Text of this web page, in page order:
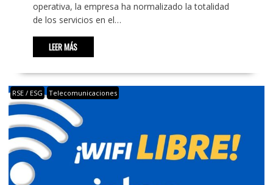
operativa, la empresa ha normalizado la totalidad
de los servicios en el…
LEER MÁS
RSE / ESG Telecomunicaciones